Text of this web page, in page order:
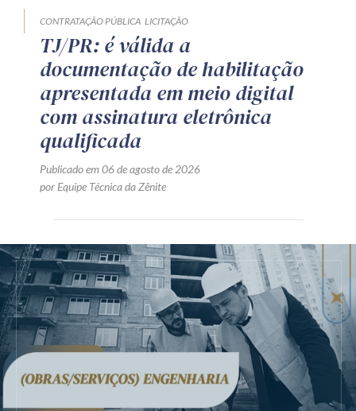
CONTRATAÇÃO PÚBLICA LICITAÇÃO
TJ/PR: é válida a
documentação de habilitação
apresentada em meio digital
com assinatura eletrônica
qualificada
Publicado em 06 de agosto de 2026
por Equipe Técnica da Zênite